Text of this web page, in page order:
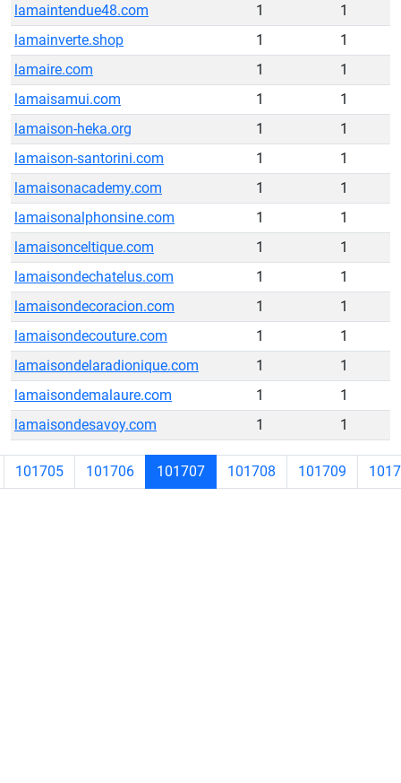
lamaintendue48.com
1
1
lamainverte.shop
1
1
lamaire.com
1
1
lamaisamui.com
1
1
lamaison-heka.org
1
1
lamaison-santorini.com
1
1
lamaisonacademy.com
1
1
lamaisonalphonsine.com
1
1
lamaisonceltique.com
1
1
lamaisondechatelus.com
1
1
lamaisondecoracion.com
1
1
lamaisondecouture.com
1
1
lamaisondelaradionique.com
1
1
lamaisondemalaure.com
1
1
lamaisondesavoy.com
1 1
101705 101706 101707 101708 101709